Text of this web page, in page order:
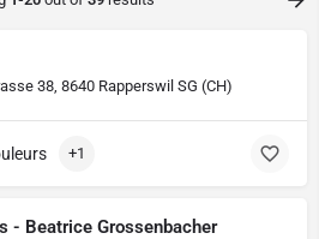
38, 8640 Rapperswil SG (CH)
+1
- Beatrice Grossenbacher